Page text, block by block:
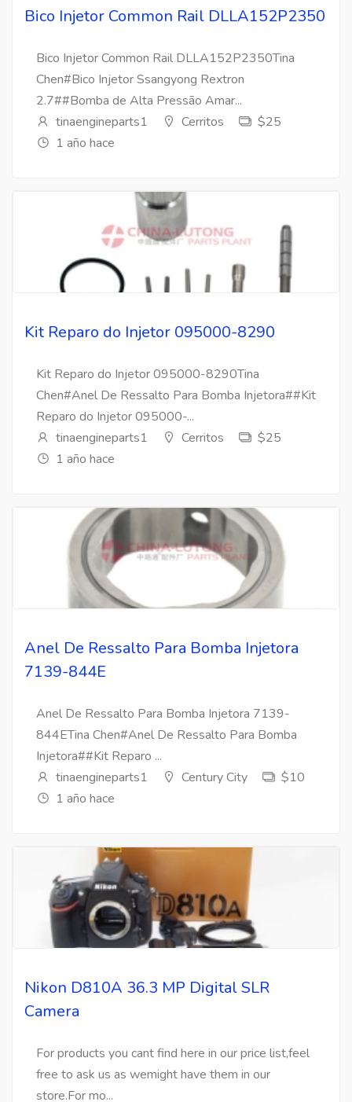
Bico Injetor Common Rail DLLA152P2350
Bico Injetor Common Rail DLLA152P2350Tina
Chen#Bico Injetor Ssangyong Rextron
2.7##Bomba de Alta Pressão Amar...
tinaengineparts1
Cerritos
$25
1 año hace
Kit Reparo do Injetor 095000-8290
Kit Reparo do Injetor 095000-8290Tina
Chen#Anel De Ressalto Para Bomba Injetora##Kit
Reparo do Injetor 095000-...
tinaengineparts1
Cerritos
$25
1 año hace
Anel De Ressalto Para Bomba Injetora
7139-844E
Anel De Ressalto Para Bomba Injetora 7139-
844ETina Chen#Anel De Ressalto Para Bomba
Injetora##Kit Reparo ...
tinaengineparts1
Century City
$10
1 año hace
Nikon D810A 36.3 MP Digital SLR
Camera
For products you cant find here in our price list,feel
free to ask us as wemight have them in our
store.For mo...